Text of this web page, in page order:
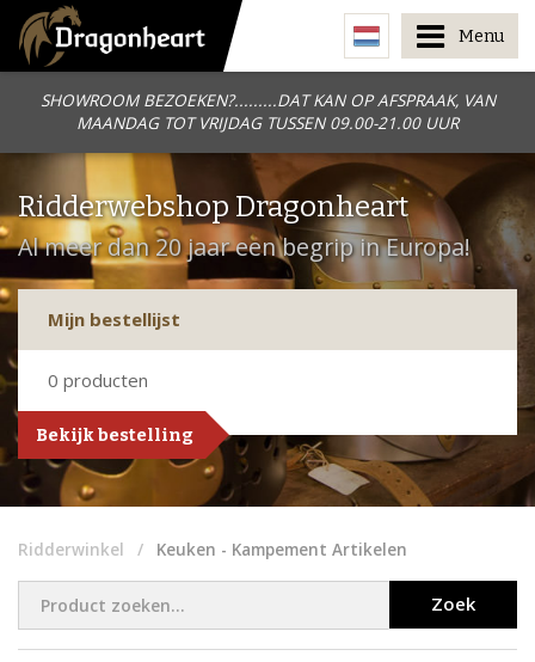
SHOWROOM BEZOEKEN?.........DAT KAN OP AFSPRAAK, VAN
MAANDAG TOT VRIJDAG TUSSEN 09.00-21.00 UUR
Menu
Ridderwebshop Dragonheart
Al meer dan 20 jaar een begrip in Europa!
Mijn bestellijst
0 producten
Bekijk bestelling
Ridderwinkel Keuken - Kampement Artikelen
Zoek